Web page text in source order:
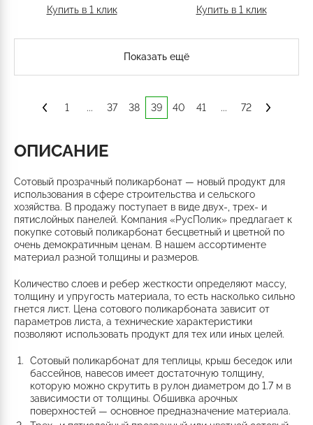
Купить в 1 клик Купить в 1 клик
Показать ещё
1 ... 37 38 39 40 41 ... 72
ОПИСАНИЕ
Сотовый прозрачный поликарбонат — новый продукт для
использования в сфере строительства и сельского
хозяйства. В продажу поступает в виде двух-, трех- и
пятислойных панелей. Компания «РусПолик» предлагает к
покупке сотовый поликарбонат бесцветный и цветной по
очень демократичным ценам. В нашем ассортименте
материал разной толщины и размеров.
Количество слоев и ребер жесткости определяют массу,
толщину и упругость материала, то есть насколько сильно
гнется лист. Цена сотового поликарбоната зависит от
параметров листа, а технические характеристики
позволяют использовать продукт для тех или иных целей.
Сотовый поликарбонат для теплицы, крыш беседок или
бассейнов, навесов имеет достаточную толщину,
которую можно скрутить в рулон диаметром до 1.7 м в
зависимости от толщины. Обшивка арочных
поверхностей — основное предназначение материала.